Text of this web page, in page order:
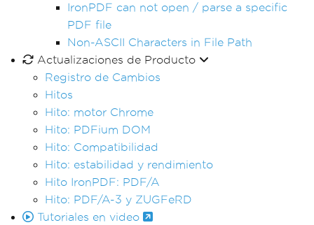
IronPDF can not open / parse a specific
PDF file
Non-ASCII Characters in File Path
Actualizaciones de Producto
Registro de Cambios
Hitos
Hito: motor Chrome
Hito: PDFium DOM
Hito: Compatibilidad
Hito: estabilidad y rendimiento
Hito IronPDF: PDF/A
Hito: PDF/A-3 y ZUGFeRD
Tutoriales en video